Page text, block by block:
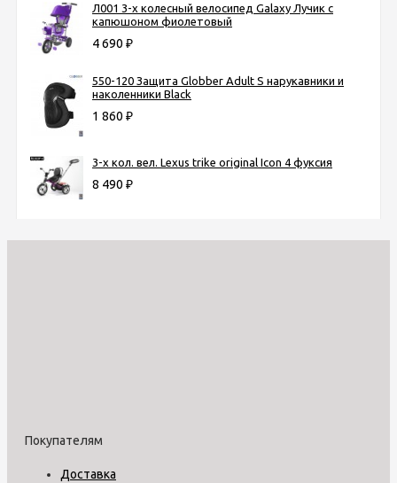
Л001 3-х колесный велосипед Galaxy Лучик с
капюшоном фиолетовый
4 690 ₽
550-120 Защита Globber Adult S нарукавники и
наколенники Black
1 860 ₽
3-х кол. вел. Lexus trike original Icon 4 фуксия
8 490 ₽
Покупателям
Доставка